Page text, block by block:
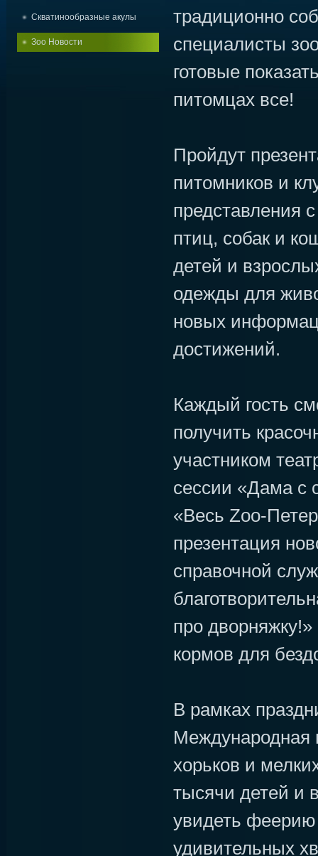
Скватинообразные акулы
Зоо Новости
традиционно
специалисты
готовые
питомцах все!
Пройдут
питомников и
представления
птиц, собак и
детей и
одежды для
новых
достижений.
Каждый гость
получить
участником
сессии «Дама с
«Весь Zoo-
презентация
справочной
про
кормов для
В рамках
Международная
хорьков и
тысячи детей и
увидеть феерию
удивительных